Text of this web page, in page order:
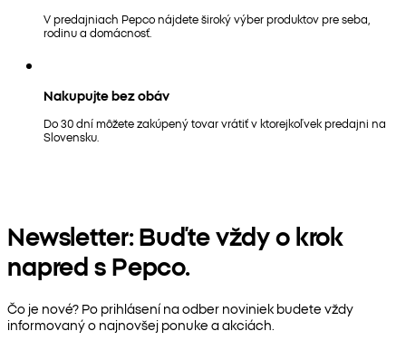
V predajniach Pepco nájdete široký výber produktov pre seba,
rodinu a domácnosť.
Nakupujte bez obáv
Do 30 dní môžete zakúpený tovar vrátiť v ktorejkoľvek predajni na
Slovensku.
Newsletter: Buďte vždy o krok
napred s Pepco.
Čo je nové? Po prihlásení na odber noviniek budete vždy
informovaný o najnovšej ponuke a akciách.